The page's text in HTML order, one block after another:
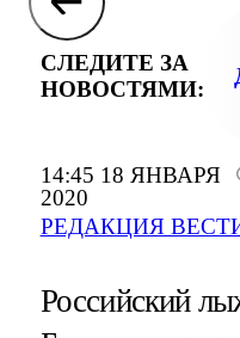
14:45 18 ЯНВАРЯ
2020
РЕДАКЦИЯ
СЛЕДИТЕ ЗА
НОВОСТЯМИ:
Российский